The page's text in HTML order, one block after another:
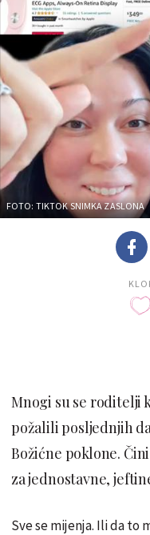
FOTO: TIKTOK SNIMKA ZASLONA
Mnogi su se roditelji
požalili posljednjih
Božićne poklone.
za jednostavne,
Sve se mijenja. Ili da to